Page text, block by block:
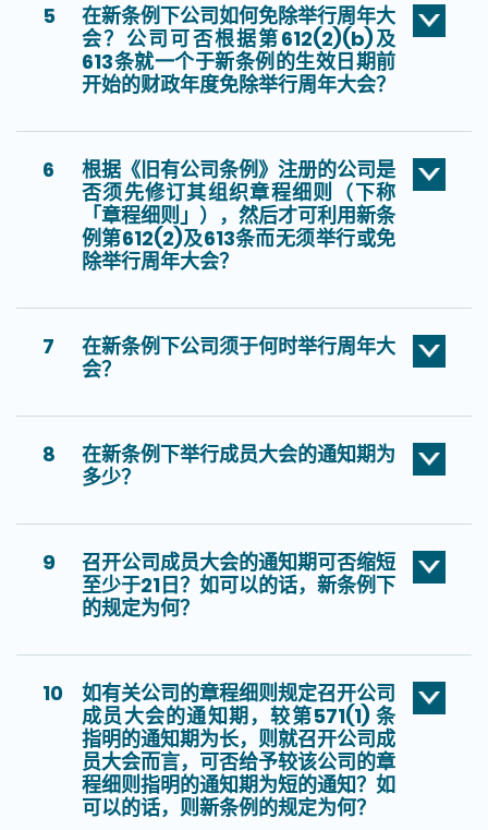
5
在新条例下公司如何免除举行周年大
会？公司可否根据第612(2)(b)及
613条就一个于新条例的生效日期前
开始的财政年度免除举行周年大会？
6
根据《旧有公司条例》注册的公司是
否须先修订其组织章程细则（下称
「章程细则」），然后才可利用新条
例第612(2)及613条而无须举行或免
除举行周年大会？
7
在新条例下公司须于何时举行周年大
会？
8
在新条例下举行成员大会的通知期为
多少？
9
召开公司成员大会的通知期可否缩短
至少于21日？如可以的话，新条例下
的规定为何？
10
如有关公司的章程细则规定召开公司
成员大会的通知期，较第571(1) 条
指明的通知期为长，则就召开公司成
员大会而言，可否给予较该公司的章
程细则指明的通知期为短的通知？如
可以的话，则新条例的规定为何？